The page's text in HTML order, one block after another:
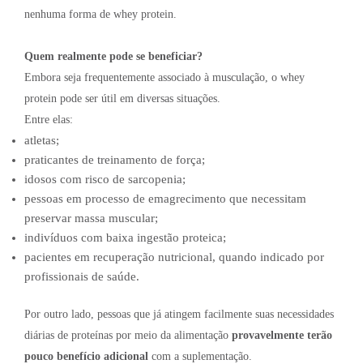
nenhuma forma de whey protein.
Quem realmente pode se beneficiar?
Embora seja frequentemente associado à musculação, o whey
protein pode ser útil em diversas situações.
Entre elas:
atletas;
praticantes de treinamento de força;
idosos com risco de sarcopenia;
pessoas em processo de emagrecimento que necessitam
preservar massa muscular;
indivíduos com baixa ingestão proteica;
pacientes em recuperação nutricional, quando indicado por
profissionais de saúde.
Por outro lado, pessoas que já atingem facilmente suas necessidades
diárias de proteínas por meio da alimentação provavelmente terão
pouco benefício adicional com a suplementação.